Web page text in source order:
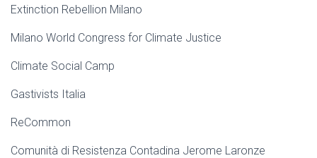
Extinction Rebellion Milano
Milano World Congress for Climate Justice
Climate Social Camp
Gastivists Italia
ReCommon
Comunità di Resistenza Contadina Jerome Laronze